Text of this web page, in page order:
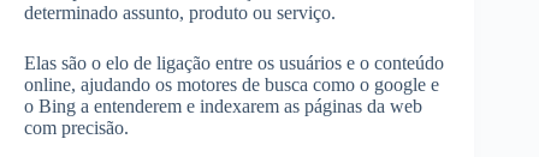
determinado assunto, produto ou serviço.
Elas são o elo de ligação entre os usuários e o conteúdo
online, ajudando os motores de busca como o google e
o Bing a entenderem e indexarem as páginas da web
com precisão.